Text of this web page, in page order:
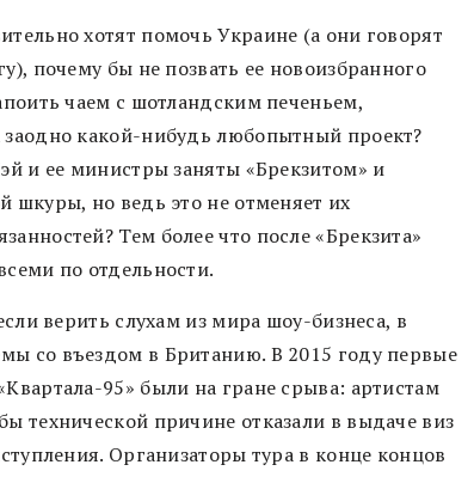
хотят помочь Украине (а они говорят
почему бы не позвать ее новоизбранного
чаем с шотландским печеньем,
какой-нибудь любопытный проект?
и ее министры заняты «Брекзитом» и
шкуры, но ведь это не отменяет их
Тем более что после «Брекзита»
по отдельности.
верить слухам из мира шоу-бизнеса, в
со въездом в Британию. В 2015 году первые
95» были на гране срыва: артистам
технической причине отказали в выдаче виз
Организаторы тура в конце концов